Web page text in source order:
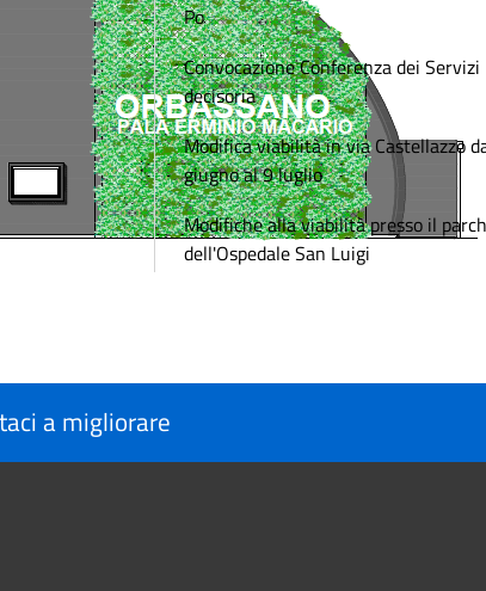
Po
Convocazione Conferenza dei Servizi
decisoria
Modifica viabilità in via Castellazzo
giugno al 9 luglio
Modifiche alla viabilità presso il
dell'Ospedale San Luigi
a migliorare